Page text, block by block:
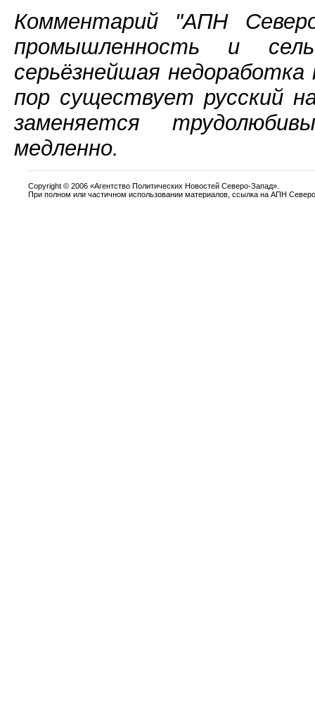
Комментарий "АПН
промышленность и
серьёзнейшая
пор существует русский
заменяется
медленно.
Copyright © 2006 «Агентство Политических Новостей Северо-Запад».
При полном или частичном использовании материалов, ссылка на АПН